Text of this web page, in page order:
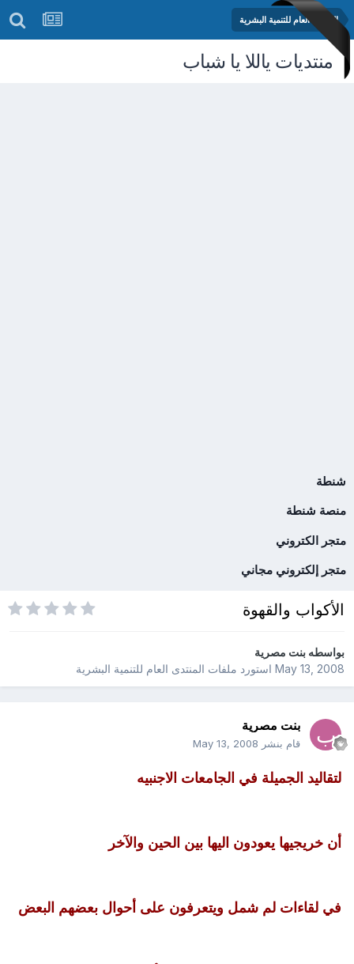
المنتدى العام للتنمية البشرية
منتديات ياللا يا شباب
شنطة
منصة شنطة
متجر الكتروني
متجر إلكتروني مجاني
الأكواب والقهوة
بواسطهبنت مصرية
May 13, 2008استورد ملفات المنتدى العام للتنمية البشرية
بنت مصرية
قام بنشر May 13, 2008
لتقاليد الجميلة في الجامعات الاجنبيه
أن خريجيها يعودون اليها بين الحين والآخر
في لقاءات لم شمل ويتعرفون على أحوال بعضهم البعض